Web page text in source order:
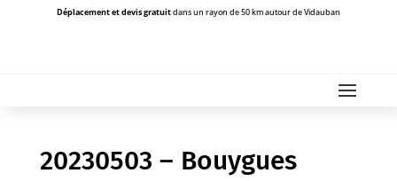
Déplacement et devis gratuitdans un rayon de 50 km autour de Vidauban
20230503 – Bouygues